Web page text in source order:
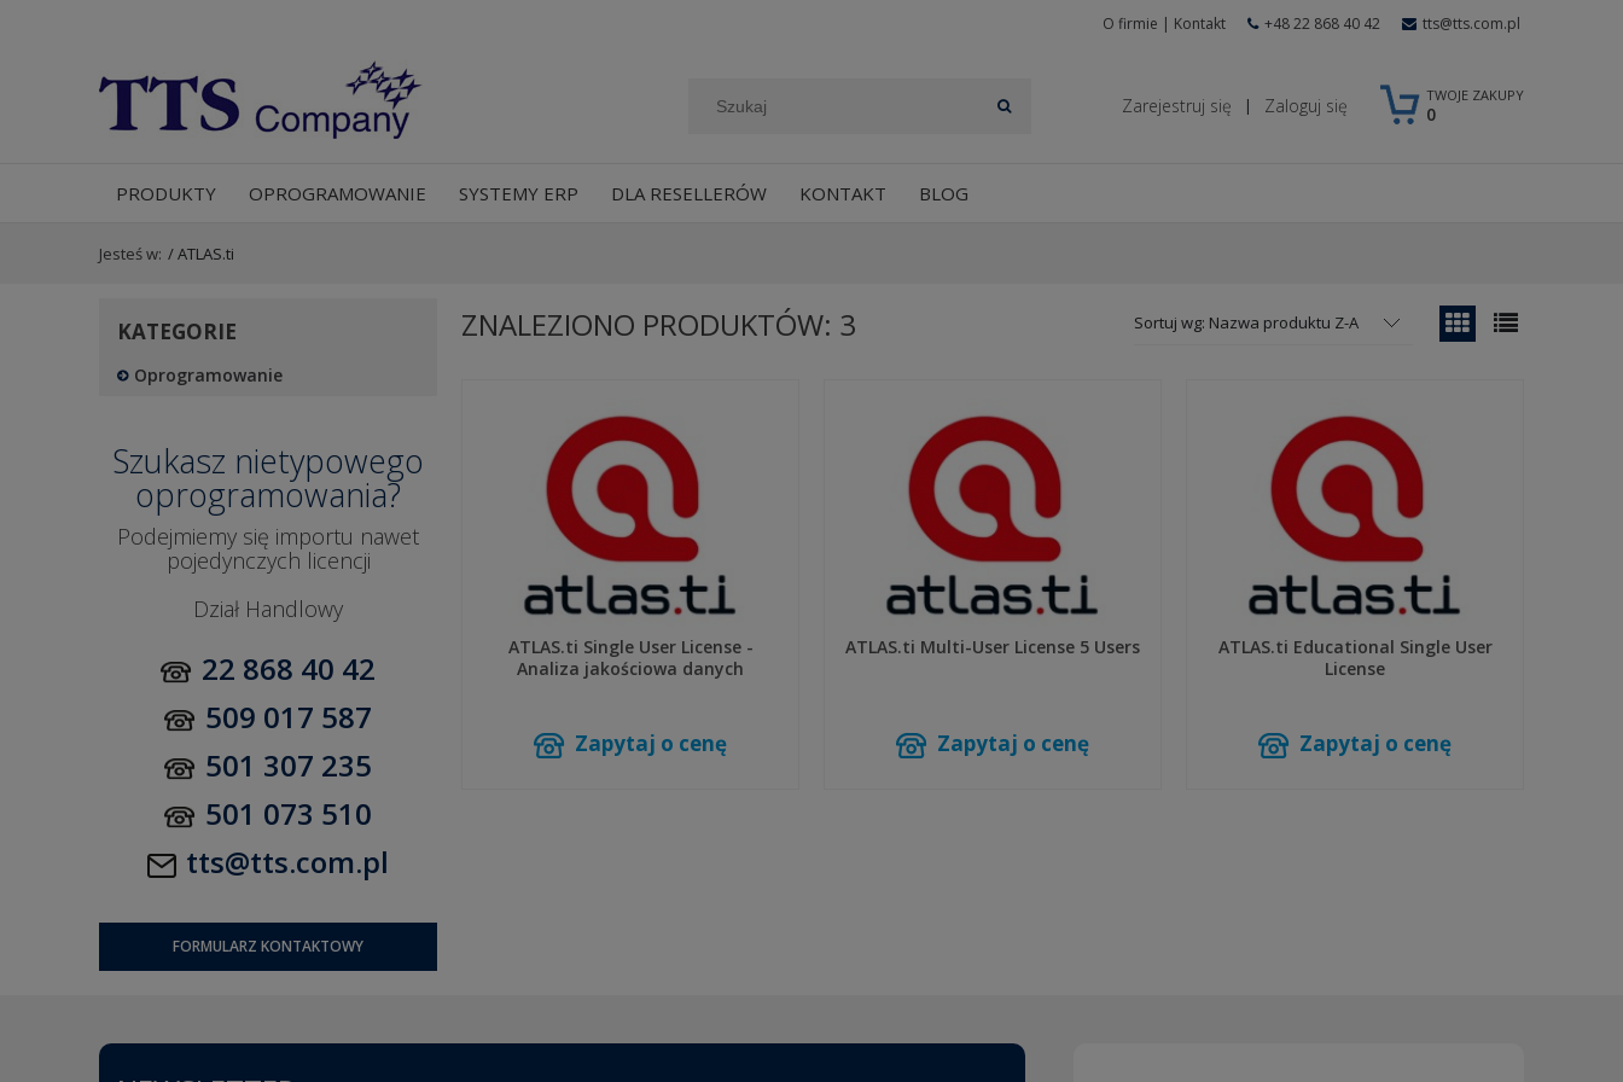
O firmie | Kontakt +48 22 868 40 42 tts@tts.com.pl
TWOJE ZAKUPY
0
Zarejestruj się | Zaloguj się
PRODUKTY OPROGRAMOWANIE SYSTEMY ERP DLA RESELLERÓW KONTAKT BLOG
Jesteś w: /ATLAS.ti
KATEGORIE
Oprogramowanie
Szukasz nietypowego
oprogramowania?
Podejmiemy się importu nawet
pojedynczych licencji
Dział Handlowy
22 868 40 42
509 017 587
501 307 235
501 073 510
tts@tts.com.pl
FORMULARZ KONTAKTOWY
ZNALEZIONO PRODUKTÓW: 3 Sortuj wg: Nazwa produktu Z-A
ATLAS.ti Single User License -
Analiza jakościowa danych
Zapytaj o cenę
ATLAS.ti Multi-User License 5 Users
Zapytaj o cenę
ATLAS.ti Educational Single User
License
Zapytaj o cenę